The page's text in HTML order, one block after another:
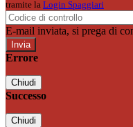
tramite la Login Spaggiari
E-mail inviata, si prega di
Errore
Chiudi
Successo
Chiudi